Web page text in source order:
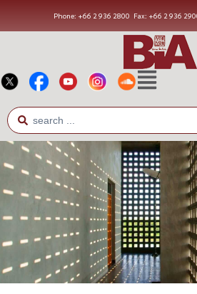
Phone: +66 2 936 2800 Fax: +66 2 936